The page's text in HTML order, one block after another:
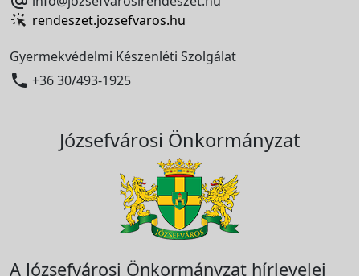
rendeszet.jozsefvaros.hu
Gyermekvédelmi Készenléti Szolgálat
 +36 30/493-1925
Józsefvárosi Önkormányzat
A Józsefvárosi Önkormányzat hírlevelei